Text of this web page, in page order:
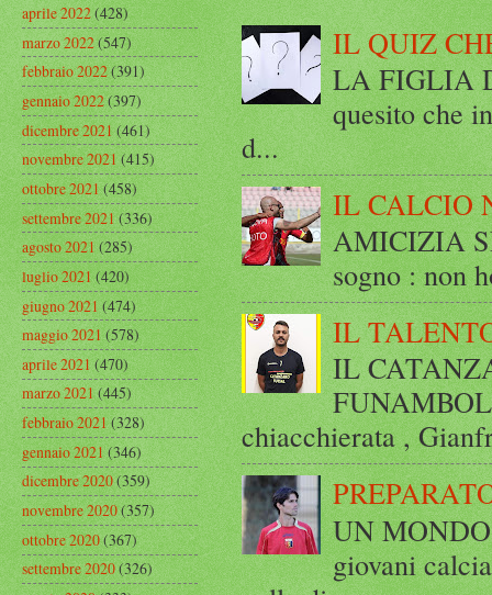
IL QUIZ
LA FIGLIA
quesito che
d...
IL CALCIO
AMICIZIA
sogno : non
IL
IL
chiacchierata ,
UN
giovani
aprile 2022(428)
marzo 2022(547)
febbraio 2022(391)
gennaio 2022(397)
dicembre 2021(461)
novembre 2021(415)
ottobre 2021(458)
settembre 2021(336)
agosto 2021(285)
luglio 2021(420)
giugno 2021(474)
maggio 2021(578)
aprile 2021(470)
marzo 2021(445)
febbraio 2021(328)
gennaio 2021(346)
dicembre 2020(359)
novembre 2020(357)
ottobre 2020(367)
settembre 2020(326)